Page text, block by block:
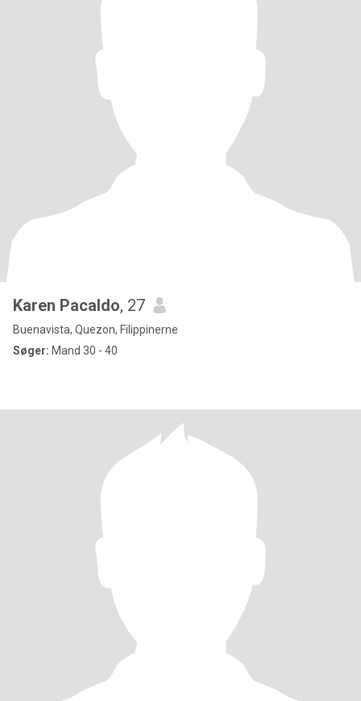
Karen Pacaldo, 27
Buenavista, Quezon, Filippinerne
Søger: Mand 30 - 40